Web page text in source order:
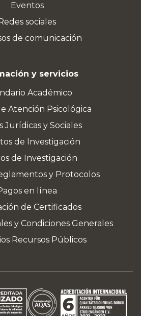
Eventos
sociales
de comunicación
y servicios
Académico
Atención Psicológica
Jurídicas y Sociales
de Investigación
de Investigación
y Protocolos
en línea
de Certificados
y Condiciones Generales
Recursos Públicos